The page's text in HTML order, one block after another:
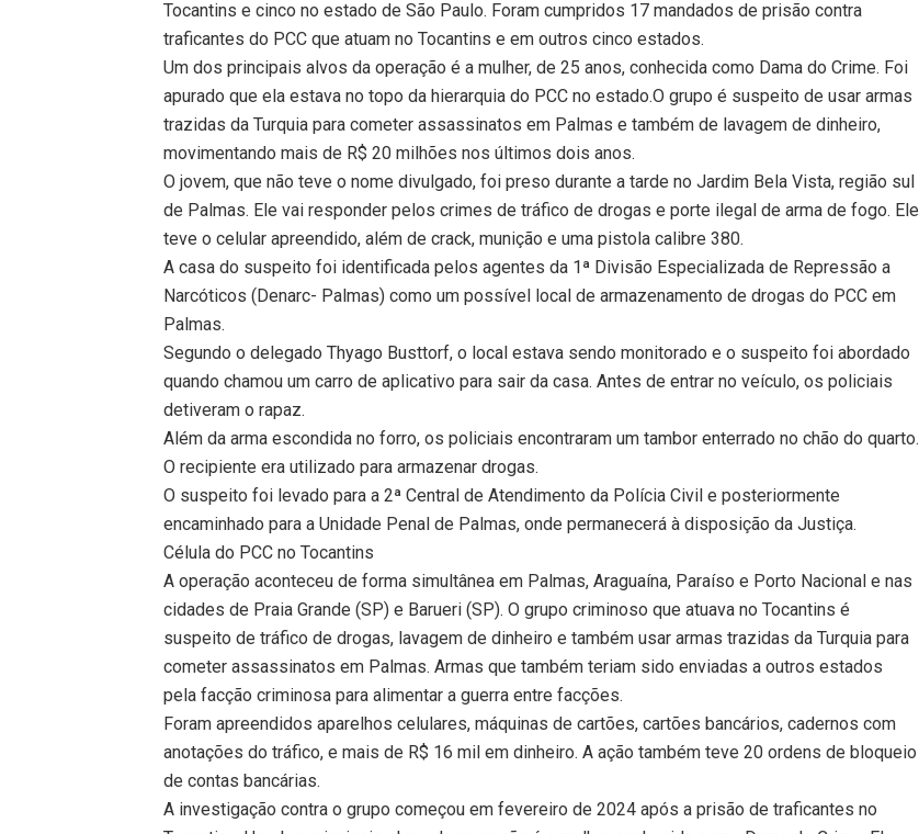
Tocantins e cinco no estado de São Paulo. Foram cumpridos 17 mandados de prisão contra
traficantes do PCC que atuam no Tocantins e em outros cinco estados.
Um dos principais alvos da operação é a mulher, de 25 anos, conhecida como Dama do Crime. Foi
apurado que ela estava no topo da hierarquia do PCC no estado.O grupo é suspeito de usar armas
trazidas da Turquia para cometer assassinatos em Palmas e também de lavagem de dinheiro,
movimentando mais de R$ 20 milhões nos últimos dois anos.
O jovem, que não teve o nome divulgado, foi preso durante a tarde no Jardim Bela Vista, região sul
de Palmas. Ele vai responder pelos crimes de tráfico de drogas e porte ilegal de arma de fogo. Ele
teve o celular apreendido, além de crack, munição e uma pistola calibre 380.
A casa do suspeito foi identificada pelos agentes da 1ª Divisão Especializada de Repressão a
Narcóticos (Denarc- Palmas) como um possível local de armazenamento de drogas do PCC em
Palmas.
Segundo o delegado Thyago Busttorf, o local estava sendo monitorado e o suspeito foi abordado
quando chamou um carro de aplicativo para sair da casa. Antes de entrar no veículo, os policiais
detiveram o rapaz.
Além da arma escondida no forro, os policiais encontraram um tambor enterrado no chão do quarto.
O recipiente era utilizado para armazenar drogas.
O suspeito foi levado para a 2ª Central de Atendimento da Polícia Civil e posteriormente
encaminhado para a Unidade Penal de Palmas, onde permanecerá à disposição da Justiça.
Célula do PCC no Tocantins
A operação aconteceu de forma simultânea em Palmas, Araguaína, Paraíso e Porto Nacional e nas
cidades de Praia Grande (SP) e Barueri (SP). O grupo criminoso que atuava no Tocantins é
suspeito de tráfico de drogas, lavagem de dinheiro e também usar armas trazidas da Turquia para
cometer assassinatos em Palmas. Armas que também teriam sido enviadas a outros estados
pela facção criminosa para alimentar a guerra entre facções.
Foram apreendidos aparelhos celulares, máquinas de cartões, cartões bancários, cadernos com
anotações do tráfico, e mais de R$ 16 mil em dinheiro. A ação também teve 20 ordens de bloqueio
de contas bancárias.
A investigação contra o grupo começou em fevereiro de 2024 após a prisão de traficantes no